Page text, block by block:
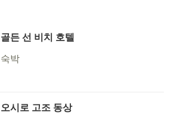
골든 선 비치 호텔
숙박
오시로 고조 동상